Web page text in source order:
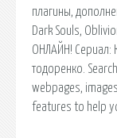
плагины,
Dark Souls,
ОНЛАЙН! Сериал:
тодоренко.
webpages,
features to help